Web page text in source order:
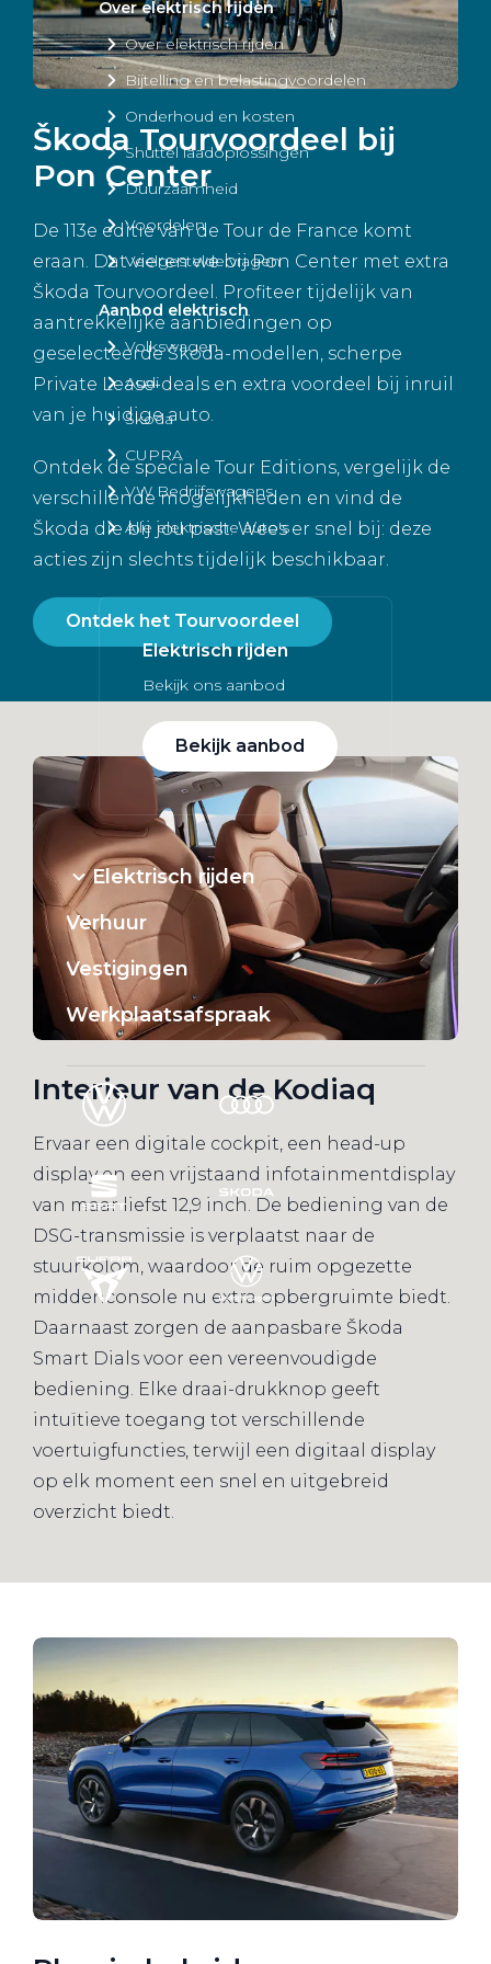
Over elektrisch rijden
Over elektrisch rijden
Bijtelling en belastingvoordelen
Onderhoud en kosten
Shuttel laadoplossingen
Duurzaamheid
Voordelen
Veelgestelde vragen
Aanbod elektrisch
Volkswagen
Audi
Škoda
CUPRA
VW Bedrijfswagens
Alle elektrische auto's
Elektrisch rijden
Bekijk ons aanbod
Bekijk aanbod
Elektrisch rijden
Verhuur
Vestigingen
Werkplaatsafspraak
Škoda Tourvoordeel bij
Pon Center
De 113e editie van de Tour de France komt
eraan. Dat vieren we bij Pon Center met extra
Škoda Tourvoordeel. Profiteer tijdelijk van
aantrekkelijke aanbiedingen op
geselecteerde Škoda-modellen, scherpe
Private Lease-deals en extra voordeel bij inruil
van je huidige auto.
Ontdek de speciale Tour Editions, vergelijk de
verschillende mogelijkheden en vind de
Škoda die bij jou past. Wees er snel bij: deze
acties zijn slechts tijdelijk beschikbaar.
Ontdek het Tourvoordeel
Interieur van de Kodiaq
Ervaar een digitale cockpit, een head-up
display en een vrijstaand infotainmentdisplay
van maar liefst 12,9 inch. De bediening van de
DSG-transmissie is verplaatst naar de
stuurkolom, waardoor de ruim opgezette
middenconsole nu extra opbergruimte biedt.
Daarnaast zorgen de aanpasbare Škoda
Smart Dials voor een vereenvoudigde
bediening. Elke draai-drukknop geeft
intuïtieve toegang tot verschillende
voertuigfuncties, terwijl een digitaal display
op elk moment een snel en uitgebreid
overzicht biedt.